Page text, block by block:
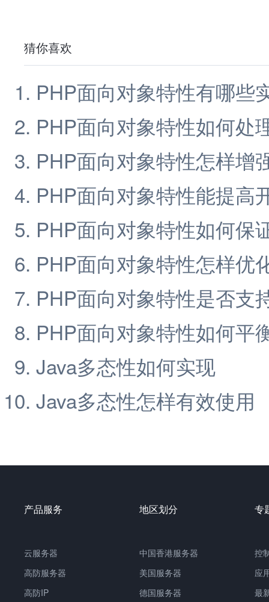
猜你喜欢
PHP面向对象特性有哪些
PHP面向对象特性如何处
PHP面向对象特性怎样增
PHP面向对象特性能提高
PHP面向对象特性如何保
PHP面向对象特性怎样优
PHP面向对象特性是否支
PHP面向对象特性如何平
Java多态性如何实现
Java多态性怎样有效使用
产品服务
云服务器
高防服务器
高防IP
地区划分
中国香港服务器
美国服务器
德国服务器
专
控
应
最